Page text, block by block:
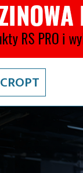
CROPT